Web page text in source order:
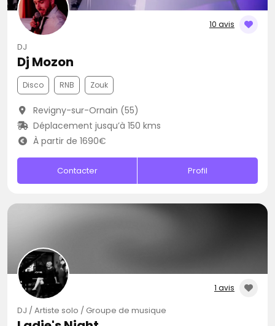
10 avis
DJ
Dj Mozon
Disco RNB Zouk
Revigny-sur-Ornain (55)
Déplacement jusqu’à 150 kms
À partir de 1690€
Contacter Profil
1 avis
DJ / Artiste solo / Groupe de musique